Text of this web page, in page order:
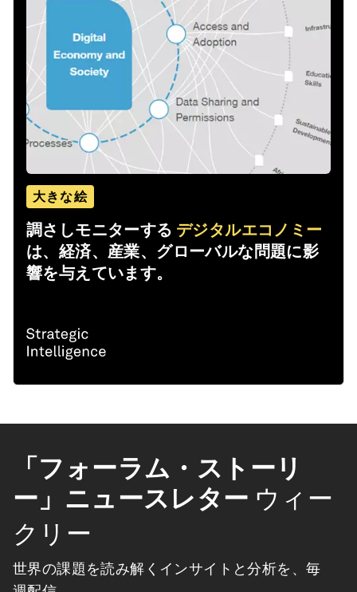
大きな絵
調さしモニターする デジタルエコノミー
は、経済、産業、グローバルな問題に影
響を与えています。
「フォーラム・ストーリ
ー」ニュースレター ウィー
クリー
世界の課題を読み解くインサイトと分析を、毎